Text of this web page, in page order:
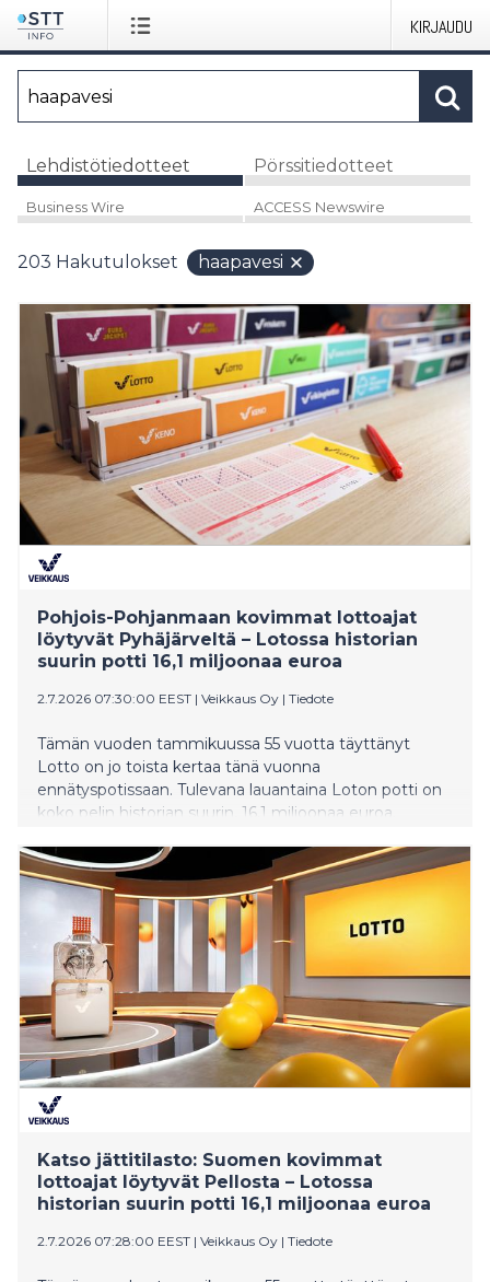
KIRJAUDU
Lehdistötiedotteet Pörssitiedotteet
Business Wire ACCESS Newswire
203 Hakutulokset haapavesi
Pohjois-Pohjanmaan kovimmat lottoajat
löytyvät Pyhäjärveltä – Lotossa historian
suurin potti 16,1 miljoonaa euroa
2.7.2026 07:30:00 EEST | Veikkaus Oy | Tiedote
Tämän vuoden tammikuussa 55 vuotta täyttänyt
Lotto on jo toista kertaa tänä vuonna
ennätyspotissaan. Tulevana lauantaina Loton potti on
koko pelin historian suurin, 16,1 miljoonaa euroa.
Pohjois-Pohjanmaan innokkaimmat lottoajat.
Katso jättitilasto: Suomen kovimmat
lottoajat löytyvät Pellosta – Lotossa
historian suurin potti 16,1 miljoonaa euroa
2.7.2026 07:28:00 EEST | Veikkaus Oy | Tiedote